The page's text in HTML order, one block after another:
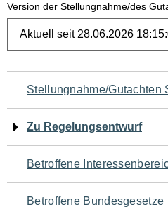
Version der Stellungnahme/des
Navigation
für
den
Seiteninhalt
Stellungnahme/Gutachten
Zu Regelungsentwurf
Betroffene
Betroffene Bundesgesetze